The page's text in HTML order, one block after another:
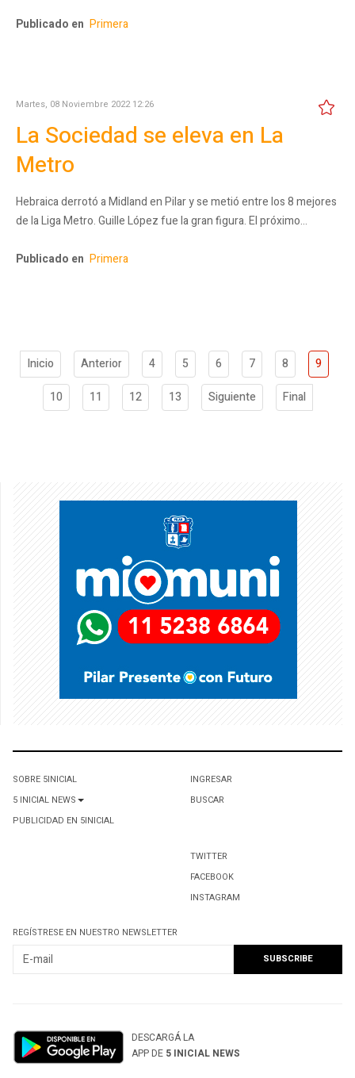
Publicado en Primera
Martes, 08 Noviembre 2022 12:26
La Sociedad se eleva en La
Metro
Hebraica derrotó a Midland en Pilar y se metió entre los 8 mejores
de la Liga Metro. Guille López fue la gran figura. El próximo…
Publicado en Primera
Inicio Anterior 4 5 6 7 8
9
10
11 12 13 Siguiente Final
SOBRE 5INICIAL
5 INICIAL NEWS
PUBLICIDAD EN 5INICIAL
INGRESAR
BUSCAR
TWITTER
FACEBOOK
INSTAGRAM
REGÍSTRESE EN NUESTRO NEWSLETTER
DESCARGÁ LA
APP DE 5 INICIAL NEWS